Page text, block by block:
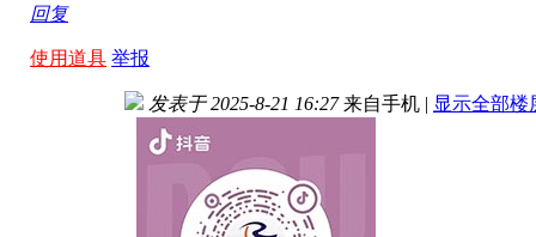
回复
使用道具 举报
发表于 2025-8-21 16:27 来自手机 | 显示全部楼